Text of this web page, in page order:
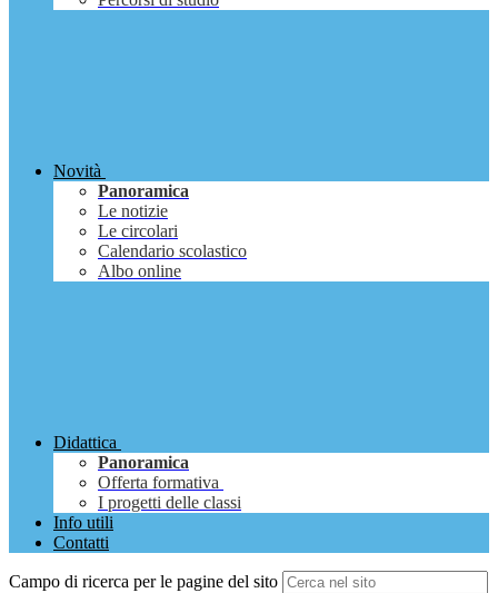
Novità
Panoramica
Le notizie
Le circolari
Calendario scolastico
Albo online
Didattica
Panoramica
Offerta formativa
I progetti delle classi
Info utili
Contatti
Campo di ricerca per le pagine del sito